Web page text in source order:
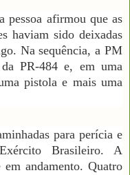
pessoa afirmou que as
haviam sido deixadas
Na sequência, a PM
PR-484 e, em uma
pistola e mais uma
para perícia e
Brasileiro. A
andamento. Quatro